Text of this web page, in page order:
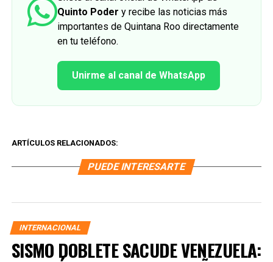
Quinto Poder y recibe las noticias más
importantes de Quintana Roo directamente
en tu teléfono.
Unirme al canal de WhatsApp
ARTÍCULOS RELACIONADOS:
PUEDE INTERESARTE
INTERNACIONAL
SISMO DOBLETE SACUDE VENEZUELA: